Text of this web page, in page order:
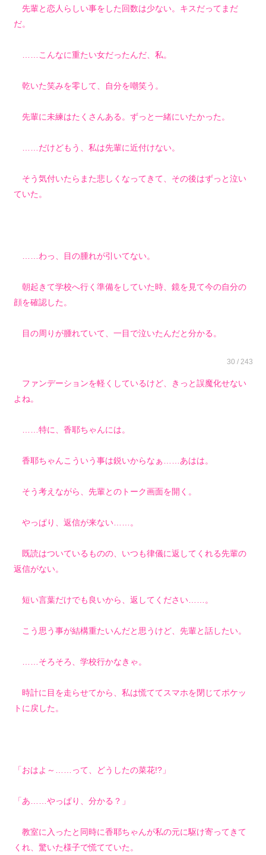
先輩と恋人らしい事をした回数は少ない。キスだってまだ
だ。
……こんなに重たい女だったんだ、私。
乾いた笑みを零して、自分を嘲笑う。
先輩に未練はたくさんある。ずっと一緒にいたかった。
……だけどもう、私は先輩に近付けない。
そう気付いたらまた悲しくなってきて、その後はずっと泣い
ていた。
……わっ、目の腫れが引いてない。
朝起きて学校へ行く準備をしていた時、鏡を見て今の自分の
顔を確認した。
目の周りが腫れていて、一目で泣いたんだと分かる。
30 / 243
ファンデーションを軽くしているけど、きっと誤魔化せない
よね。
……特に、香耶ちゃんには。
香耶ちゃんこういう事は鋭いからなぁ……あはは。
そう考えながら、先輩とのトーク画面を開く。
やっぱり、返信が来ない……。
既読はついているものの、いつも律儀に返してくれる先輩の
返信がない。
短い言葉だけでも良いから、返してください……。
こう思う事が結構重たいんだと思うけど、先輩と話したい。
……そろそろ、学校行かなきゃ。
時計に目を走らせてから、私は慌ててスマホを閉じてポケッ
トに戻した。
「おはよ～……って、どうしたの菜花!?」
「あ……やっぱり、分かる？」
教室に入ったと同時に香耶ちゃんが私の元に駆け寄ってきて
くれ、驚いた様子で慌てていた。